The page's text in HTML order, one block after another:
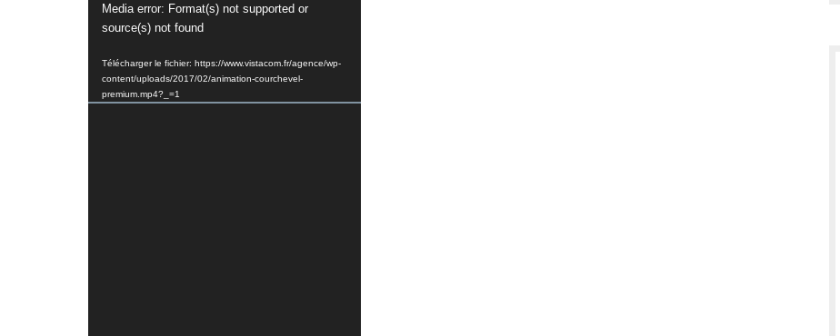
vidéo
Media error: Format(s) not supported or
source(s) not found
Télécharger le fichier: https://www.vistacom.fr/agence/wp-
content/uploads/2017/02/animation-courchevel-
premium.mp4?_=1